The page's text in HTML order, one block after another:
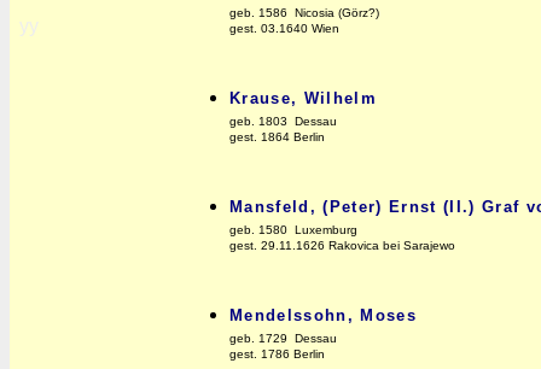
yy
geb. 1586 Nicosia (Görz?)
gest. 03.1640 Wien
Krause, Wilhelm
geb. 1803 Dessau
gest. 1864 Berlin
Mansfeld, (Peter) Ernst (II.) Graf
geb. 1580 Luxemburg
gest. 29.11.1626 Rakovica bei Sarajewo
Mendelssohn, Moses
geb. 1729 Dessau
gest. 1786 Berlin